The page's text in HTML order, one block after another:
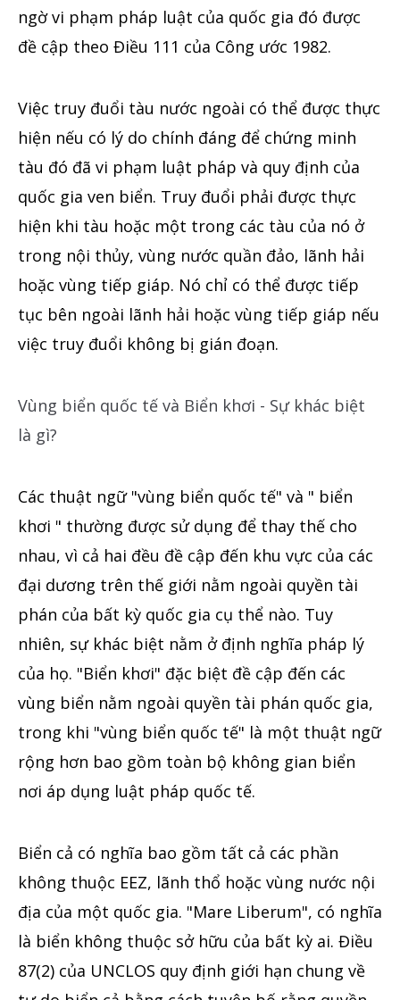
ngờ vi phạm pháp luật của quốc gia đó được
đề cập theo Điều 111 của Công ước 1982.
Việc truy đuổi tàu nước ngoài có thể được thực
hiện nếu có lý do chính đáng để chứng minh
tàu đó đã vi phạm luật pháp và quy định của
quốc gia ven biển. Truy đuổi phải được thực
hiện khi tàu hoặc một trong các tàu của nó ở
trong nội thủy, vùng nước quần đảo, lãnh hải
hoặc vùng tiếp giáp. Nó chỉ có thể được tiếp
tục bên ngoài lãnh hải hoặc vùng tiếp giáp nếu
việc truy đuổi không bị gián đoạn.
Vùng biển quốc tế và Biển khơi - Sự khác biệt
là gì?
Các thuật ngữ "vùng biển quốc tế" và " biển
khơi " thường được sử dụng để thay thế cho
nhau, vì cả hai đều đề cập đến khu vực của các
đại dương trên thế giới nằm ngoài quyền tài
phán của bất kỳ quốc gia cụ thể nào. Tuy
nhiên, sự khác biệt nằm ở định nghĩa pháp lý
của họ. "Biển khơi" đặc biệt đề cập đến các
vùng biển nằm ngoài quyền tài phán quốc gia,
trong khi "vùng biển quốc tế" là một thuật ngữ
rộng hơn bao gồm toàn bộ không gian biển
nơi áp dụng luật pháp quốc tế.
Biển cả có nghĩa bao gồm tất cả các phần
không thuộc EEZ, lãnh thổ hoặc vùng nước nội
địa của một quốc gia. "Mare Liberum", có nghĩa
là biển không thuộc sở hữu của bất kỳ ai. Điều
87(2) của UNCLOS quy định giới hạn chung về